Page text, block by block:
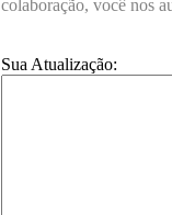
colaboração, você nos
Sua Atualização: